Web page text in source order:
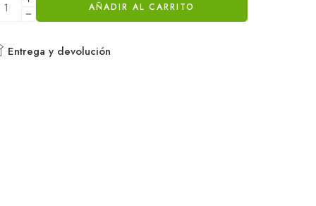
AÑADIR AL CARRITO
Entrega y devolución